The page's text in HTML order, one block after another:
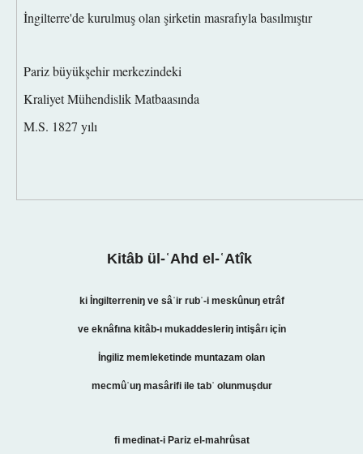
İngilterre'de kurulmuş olan şirketin masrafıyla basılmıştır
Pariz büyükşehir merkezindeki
Kraliyet Mühendislik Matbaasında
M.S. 1827 yılı
Kitâb ül-ʿAhd el-ʿAtîk
ki İngilterreniŋ ve sâʾir rubʿ-i meskûnuŋ etrâf
ve eknâfına kitâb-ı mukaddesleriŋ intişârı içỉn
İngiliz memleketinde muntazam olan
mecmûʿuŋ masârifi ile tabʿ olunmuşdur
fi medinat-i Pariz el-mahrûsat